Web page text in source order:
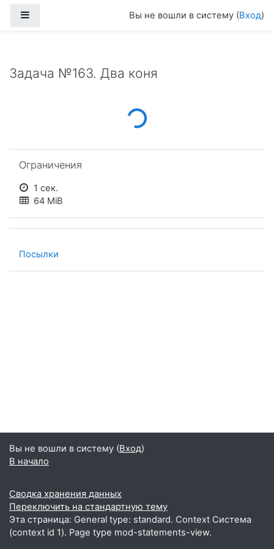
Вы не вошли в систему (Вход)
Задача №163. Два коня
Loading...
Ограничения
1 сек.
64 MiB
Посылки
Вы не вошли в систему (Вход)
В начало
Сводка хранения данных
Переключить на стандартную тему
Эта страница: General type: standard. Context Система
(context id 1). Page type mod-statements-view.